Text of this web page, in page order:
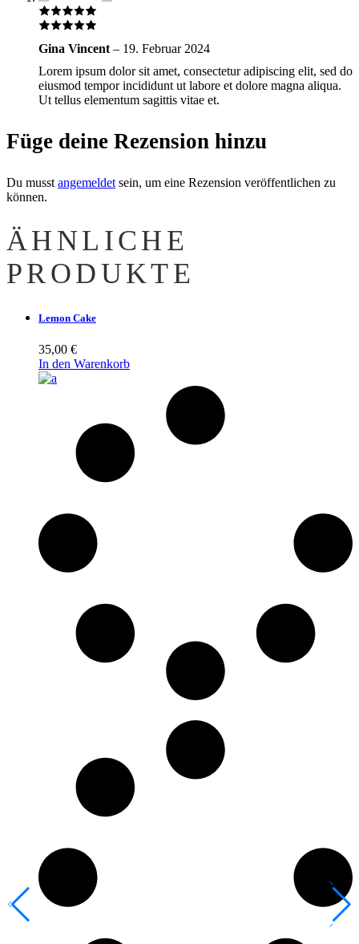
Gina Vincent – 19. Februar 2024
Lorem ipsum dolor sit amet, consectetur adipiscing elit, sed do
eiusmod tempor incididunt ut labore et dolore magna aliqua.
Ut tellus elementum sagittis vitae et.
Füge deine Rezension hinzu
Du musst angemeldet sein, um eine Rezension veröffentlichen zu
können.
ÄHNLICHE
PRODUKTE
Lemon Cake
35,00 €
In den Warenkorb